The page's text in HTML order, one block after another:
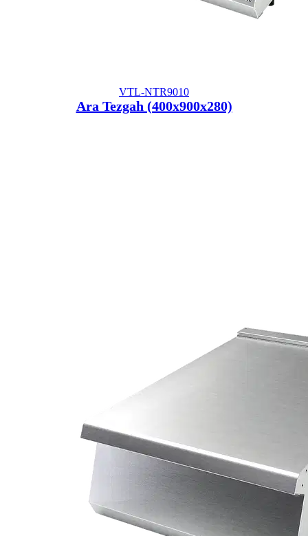
VTL-NTR9010
Ara Tezgah (400x900x280)